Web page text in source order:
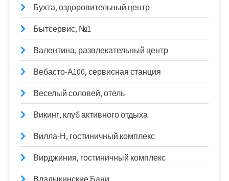
Бухта, оздоровительный центр
Бытсервис, №1
Валентина, развлекательный центр
Вебасто-А100, сервисная станция
Веселый соловей, отель
Викинг, клуб активного отдыха
Вилла-Н, гостиничный комплекс
Вирджиния, гостиничный комплекс